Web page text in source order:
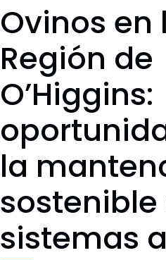
Ovinos en
Región de
O’Higgins:
la
sostenible
sistemas